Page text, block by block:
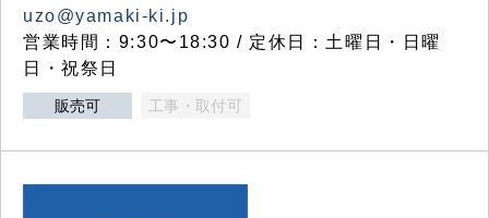
uzo@yamaki-ki.jp
営業時間：9:30〜18:30 / 定休日：土曜日・日曜
日・祝祭日
販売可 工事・取付可